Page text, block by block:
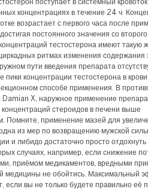
поступает в системный кровоток
концентрациях в течение 24 ч.
возрастает с первого часа после
постоянного значения со
тестостерона имеют такую
ритмах изменения содержания
пути введения препарата
пики концентрации тестостерона в
способе применения. В
Damian X, наружное применение
стероидов в печени выше
Помните, применение мазей для
из мер по возвращению мужской
и либидо достаточно просто
случаях, например, если снижение
приёмом медикаментов, вредными
медицины не обойтись. Максимальный
если вы не только будете правильно её